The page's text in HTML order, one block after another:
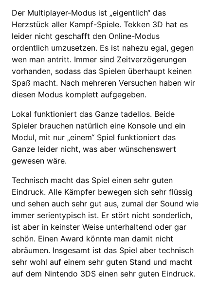
Der Multiplayer-Modus ist „eigentlich“ das
Herzstück aller Kampf-Spiele. Tekken 3D hat es
leider nicht geschafft den Online-Modus
ordentlich umzusetzen. Es ist nahezu egal, gegen
wen man antritt. Immer sind Zeitverzögerungen
vorhanden, sodass das Spielen überhaupt keinen
Spaß macht. Nach mehreren Versuchen haben wir
diesen Modus komplett aufgegeben.
Lokal funktioniert das Ganze tadellos. Beide
Spieler brauchen natürlich eine Konsole und ein
Modul, mit nur „einem“ Spiel funktioniert das
Ganze leider nicht, was aber wünschenswert
gewesen wäre.
Technisch macht das Spiel einen sehr guten
Eindruck. Alle Kämpfer bewegen sich sehr flüssig
und sehen auch sehr gut aus, zumal der Sound wie
immer serientypisch ist. Er stört nicht sonderlich,
ist aber in keinster Weise unterhaltend oder gar
schön. Einen Award könnte man damit nicht
abräumen. Insgesamt ist das Spiel aber technisch
sehr wohl auf einem sehr guten Stand und macht
auf dem Nintendo 3DS einen sehr guten Eindruck.